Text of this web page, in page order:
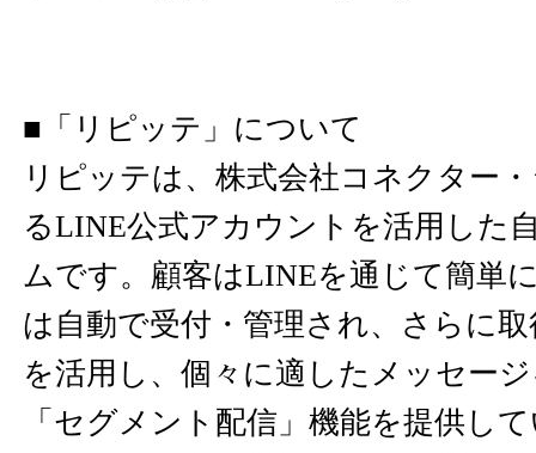
■「リピッテ」について
リピッテは、株式会社コネクター
るLINE公式アカウントを活用した
ムです。顧客はLINEを通じて簡単
は自動で受付・管理され、さらに
を活用し、個々に適したメッセー
「セグメント配信」機能を提供し